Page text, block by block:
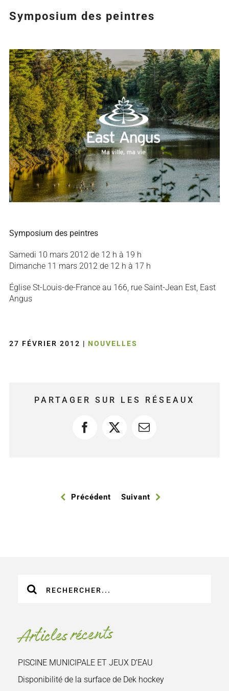
Symposium des peintres
Agrandir
l&apos;image
Symposium des peintres
Samedi 10 mars 2012 de 12 h à 19 h
Dimanche 11 mars 2012 de 12 h à 17 h
Église St-Louis-de-France au 166, rue Saint-Jean Est, East
Angus
27 FÉVRIER 2012 | NOUVELLES
PARTAGER SUR LES RÉSEAUX
Facebook
X Courriel
Précédent Suivant
sur
Articles récents
PISCINE MUNICIPALE ET JEUX D’EAU
Disponibilité de la surface de Dek hockey